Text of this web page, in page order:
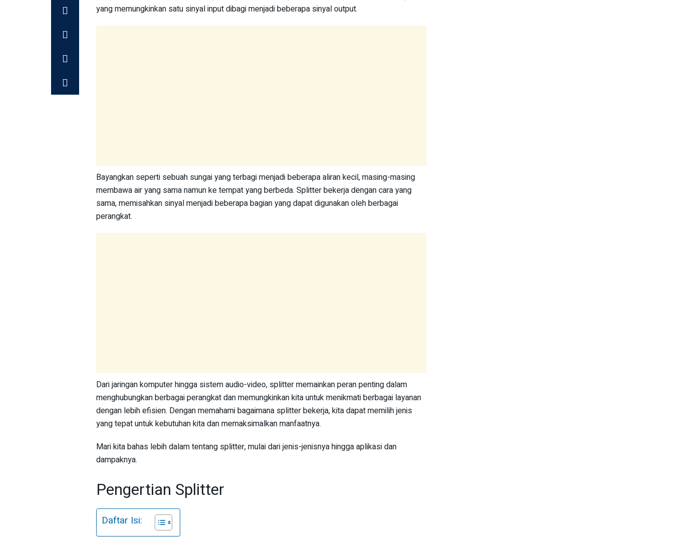
yang memungkinkan satu sinyal input dibagi menjadi beberapa sinyal output.
Bayangkan seperti sebuah sungai yang terbagi menjadi beberapa aliran kecil, masing-masing
membawa air yang sama namun ke tempat yang berbeda. Splitter bekerja dengan cara yang
sama, memisahkan sinyal menjadi beberapa bagian yang dapat digunakan oleh berbagai
perangkat.
Dari jaringan komputer hingga sistem audio-video, splitter memainkan peran penting dalam
menghubungkan berbagai perangkat dan memungkinkan kita untuk menikmati berbagai layanan
dengan lebih efisien. Dengan memahami bagaimana splitter bekerja, kita dapat memilih jenis
yang tepat untuk kebutuhan kita dan memaksimalkan manfaatnya.
Mari kita bahas lebih dalam tentang splitter, mulai dari jenis-jenisnya hingga aplikasi dan
dampaknya.
Pengertian Splitter
Daftar Isi: